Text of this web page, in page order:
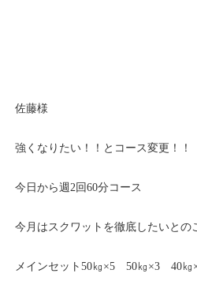
佐藤様
強くなりたい！！とコース変更！！
今日から週2回60分コース
今月はスクワットを徹底したいとの
メインセット50㎏×5 50㎏×3 40